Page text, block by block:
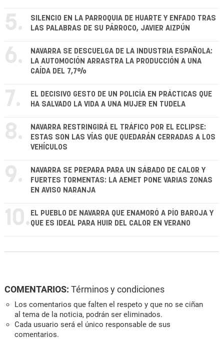
5.
SILENCIO EN LA PARROQUIA DE HUARTE Y ENFADO TRAS
LAS PALABRAS DE SU PÁRROCO, JAVIER AIZPÚN
6.
NAVARRA SE DESCUELGA DE LA INDUSTRIA ESPAÑOLA:
LA AUTOMOCIÓN ARRASTRA LA PRODUCCIÓN A UNA
CAÍDA DEL 7,7%
7.
EL DECISIVO GESTO DE UN POLICÍA EN PRÁCTICAS QUE
HA SALVADO LA VIDA A UNA MUJER EN TUDELA
8.
NAVARRA RESTRINGIRÁ EL TRÁFICO POR EL ECLIPSE:
ESTAS SON LAS VÍAS QUE QUEDARÁN CERRADAS A LOS
VEHÍCULOS
9.
NAVARRA SE PREPARA PARA UN SÁBADO DE CALOR Y
FUERTES TORMENTAS: LA AEMET PONE VARIAS ZONAS
EN AVISO NARANJA
10. EL PUEBLO DE NAVARRA QUE ENAMORÓ A PÍO BAROJA Y
QUE ES IDEAL PARA HUIR DEL CALOR EN VERANO
COMENTARIOS: Términos y condiciones
Los comentarios que falten el respeto y que no se ciñan
al tema de la noticia, podrán ser eliminados.
Cada usuario será el único responsable de sus
comentarios.